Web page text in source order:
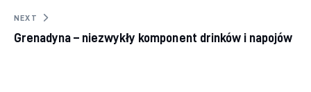
NEXT
Grenadyna – niezwykły komponent drinków i napojów